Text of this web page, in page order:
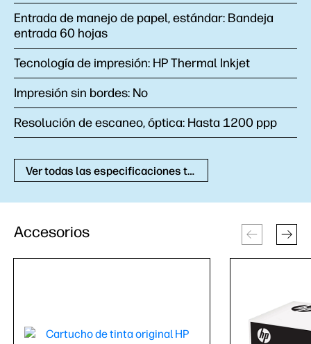
Entrada de manejo de papel, estándar: Bandeja
entrada 60 hojas
Tecnología de impresión: HP Thermal Inkjet
Impresión sin bordes: No
Resolución de escaneo, óptica: Hasta 1200 ppp
Ver todas las especificaciones técnicas
Accesorios